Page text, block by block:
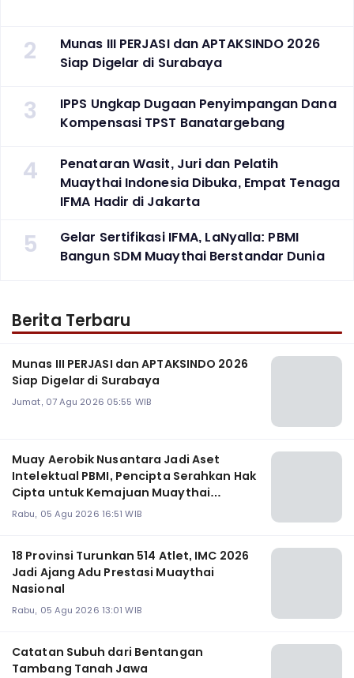
2
Munas III PERJASI dan APTAKSINDO 2026
Siap Digelar di Surabaya
3
IPPS Ungkap Dugaan Penyimpangan Dana
Kompensasi TPST Banatargebang
4
Penataran Wasit, Juri dan Pelatih
Muaythai Indonesia Dibuka, Empat Tenaga
IFMA Hadir di Jakarta
5
Gelar Sertifikasi IFMA, LaNyalla: PBMI
Bangun SDM Muaythai Berstandar Dunia
Berita Terbaru
Munas III PERJASI dan APTAKSINDO 2026
Siap Digelar di Surabaya
Jumat, 07 Agu 2026 05:55 WIB
Muay Aerobik Nusantara Jadi Aset
Intelektual PBMI, Pencipta Serahkan Hak
Cipta untuk Kemajuan Muaythai
Indonesia
Rabu, 05 Agu 2026 16:51 WIB
18 Provinsi Turunkan 514 Atlet, IMC 2026
Jadi Ajang Adu Prestasi Muaythai
Nasional
Rabu, 05 Agu 2026 13:01 WIB
Catatan Subuh dari Bentangan
Tambang Tanah Jawa